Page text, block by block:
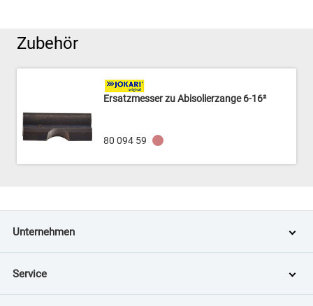
Zubehör
80 094 59
Ersatzmesser zu Abisolierzange 6-16²
Unternehmen
Service